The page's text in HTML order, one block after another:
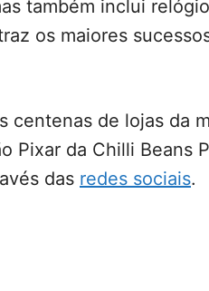
também inclui
os maiores
centenas de lojas da
Pixar da Chilli Beans
das redes sociais.